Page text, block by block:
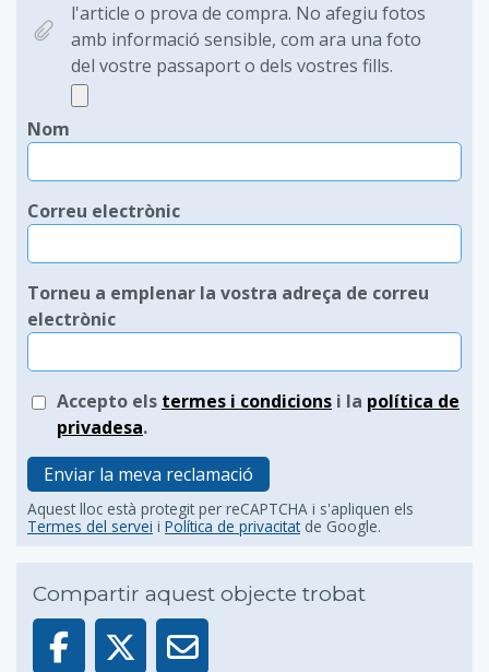
l'article o prova de compra. No afegiu fotos
amb informació sensible, com ara una foto
del vostre passaport o dels vostres fills.
Nom
Correu electrònic
Torneu a emplenar la vostra adreça de correu
electrònic
Accepto els termes i condicions i la política de
privadesa.
Enviar la meva reclamació
Aquest lloc està protegit per reCAPTCHA i s'apliquen els
Termes del servei i Política de privacitatde Google.
Compartir aquest objecte trobat